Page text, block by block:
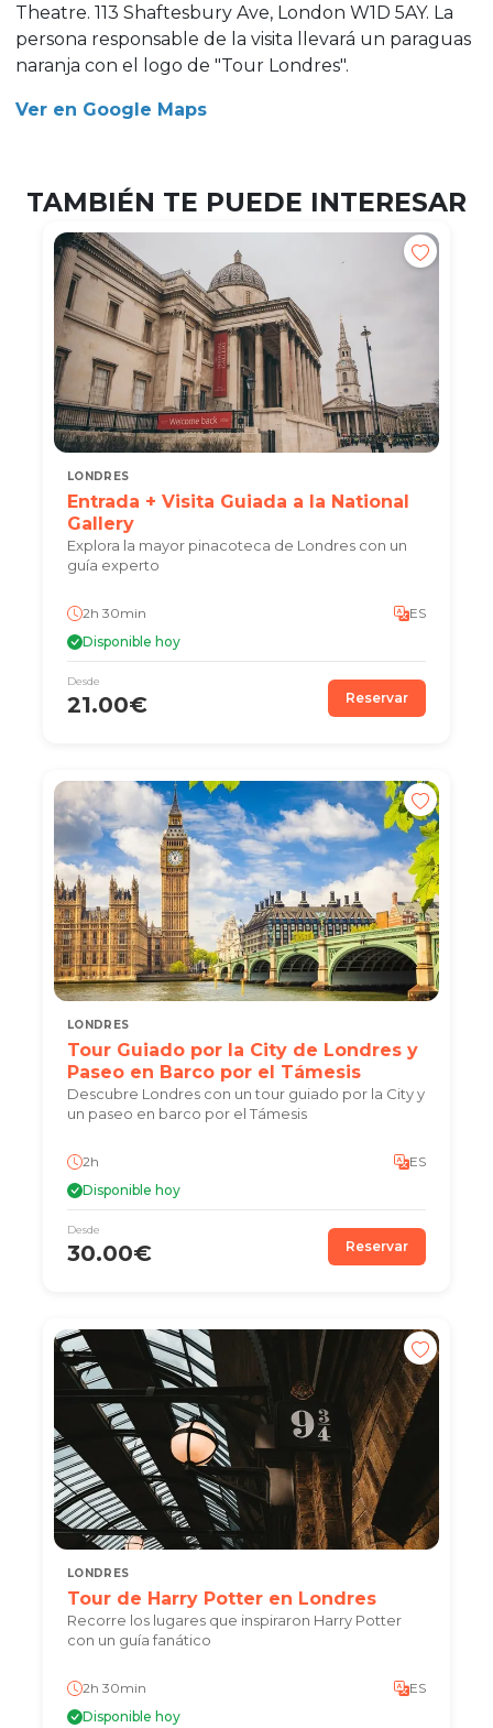
Theatre. 113 Shaftesbury Ave, London W1D 5AY. La
persona responsable de la visita llevará un paraguas
naranja con el logo de "Tour Londres".
Ver en Google Maps
TAMBIÉN TE PUEDE INTERESAR
LONDRES
Entrada + Visita Guiada a la National
Gallery
Explora la mayor pinacoteca de Londres con un
guía experto
2h 30min
ES
Disponible hoy
Desde
21.00€ Reservar
LONDRES
Tour Guiado por la City de Londres y
Paseo en Barco por el Támesis
Descubre Londres con un tour guiado por la City y
un paseo en barco por el Támesis
2h
ES
Disponible hoy
Desde
30.00€ Reservar
LONDRES
Tour de Harry Potter en Londres
Recorre los lugares que inspiraron Harry Potter
con un guía fanático
2h 30min
ES
Disponible hoy